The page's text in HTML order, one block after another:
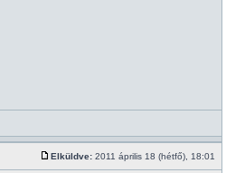
Elküldve: 2011 április 18 (hétfő), 18:01